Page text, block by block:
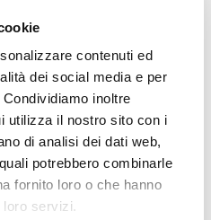
contenuti ed
dei social media e per
inoltre
utilizza il nostro sito con i
di analisi dei dati web,
potrebbero combinarle
fornito loro o che hanno
servizi.